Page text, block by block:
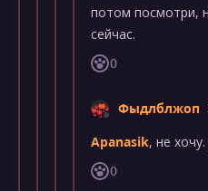
потом посмотри,
сейчас.
0
Фыдлблжоп
Apanasik, не
0